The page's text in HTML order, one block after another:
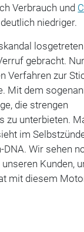
Verbrauch und
niedriger.
gebracht.
Verfahren zur
Mit dem
die strengen
zu unterbieten.
im
Wir sehen
unseren Kunden,
mit diesem